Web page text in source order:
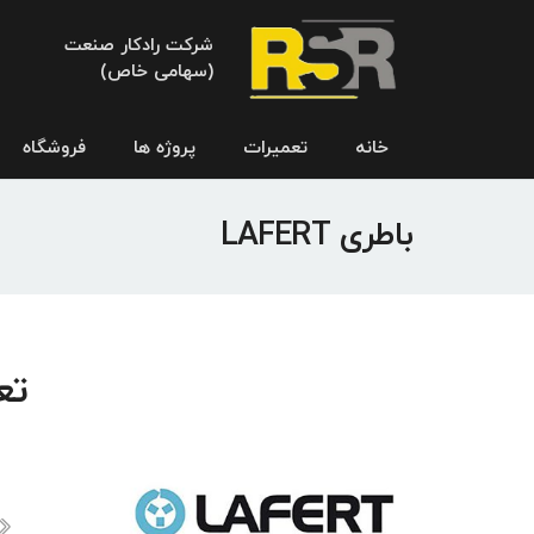
شرکت رادکار صنعت
(سهامی خاص)
خانه تعمیرات پروژه ها فروشگاه
باطری LAFERT